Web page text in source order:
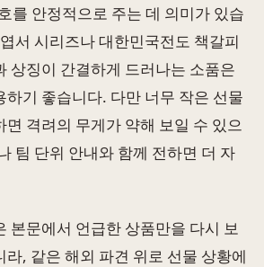
를 안정적으로 주는 데 의미가 있습
서 시리즈나 대한민국전도 책갈피
상징이 간결하게 드러나는 소품은
하기 좋습니다. 다만 너무 작은 선물
면 격려의 무게가 약해 보일 수 있으
팀 단위 안내와 함께 전하면 더 자
본문에서 언급한 상품만을 다시 보
라, 같은 해외 파견 위로 선물 상황에